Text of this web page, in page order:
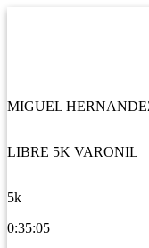
MIGUEL
LIBRE 5K VARONIL
5k
0:35:05